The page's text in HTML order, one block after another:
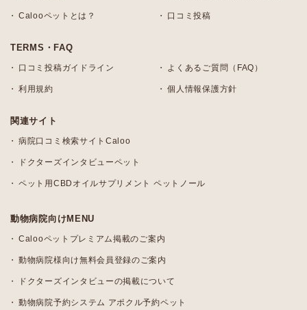
Calooペットとは？ 口コミ投稿
TERMS・FAQ
口コミ投稿ガイドライン よくあるご質問（FAQ）
利用規約 個人情報保護方針
関連サイト
病院口コミ検索サイトCaloo
ドクターズインタビューペット
ペット用CBDオイルサプリメント ペットノール
動物病院向けMENU
Calooペットプレミアム掲載のご案内
動物病院様向け無料会員登録のご案内
ドクターズインタビューの掲載について
動物病院予約システム アポクル予約ペット